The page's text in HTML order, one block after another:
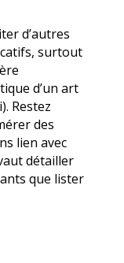
d’autres
surtout
d’un art
Restez
des
lien avec
détailler
que lister